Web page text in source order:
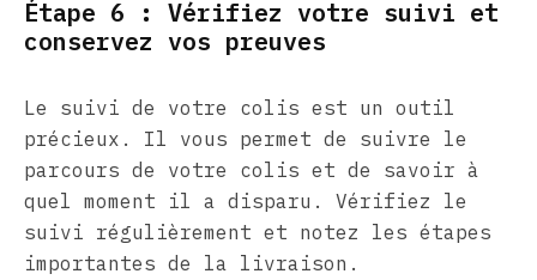
Étape 6 : Vérifiez votre suivi et
conservez vos preuves
Le suivi de votre colis est un outil
précieux. Il vous permet de suivre le
parcours de votre colis et de savoir à
quel moment il a disparu. Vérifiez le
suivi régulièrement et notez les étapes
importantes de la livraison.